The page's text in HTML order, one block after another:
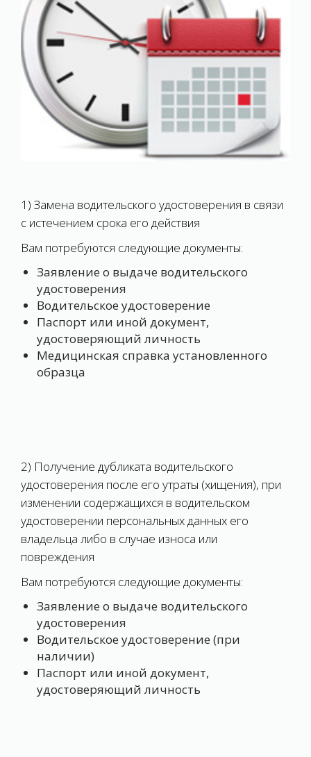
1) Замена водительского удостоверения в связи
с истечением срока его действия
Вам потребуются следующие документы:
Заявление о выдаче водительского
удостоверения
Водительское удостоверение
Паспорт или иной документ,
удостоверяющий личность
Медицинская справка установленного
образца
2) Получение дубликата водительского
удостоверения после его утраты (хищения), при
изменении содержащихся в водительском
удостоверении персональных данных его
владельца либо в случае износа или
повреждения
Вам потребуются следующие документы:
Заявление о выдаче водительского
удостоверения
Водительское удостоверение (при
наличии)
Паспорт или иной документ,
удостоверяющий личность